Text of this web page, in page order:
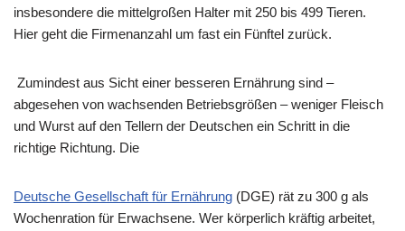
insbesondere die mittelgroßen Halter mit 250 bis 499 Tieren.
Hier geht die Firmenanzahl um fast ein Fünftel zurück.
Zumindest aus Sicht einer besseren Ernährung sind –
abgesehen von wachsenden Betriebsgrößen – weniger Fleisch
und Wurst auf den Tellern der Deutschen ein Schritt in die
richtige Richtung. Die
Deutsche Gesellschaft für Ernährung (DGE) rät zu 300 g als
Wochenration für Erwachsene. Wer körperlich kräftig arbeitet,